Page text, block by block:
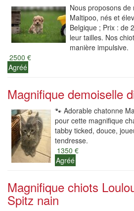
Nous proposons
Maltipoo, nés et
Belgique ; Prix : de
leur tailles. Nos
manière impulsive.
2500 €
Agréé
Magnifique demoiselle
🐾 Adorable chatonne
pour cette magnifique
tabby ticked, douce,
tendresse.
1350 €
Agréé
Magnifique chiots
Spitz nain